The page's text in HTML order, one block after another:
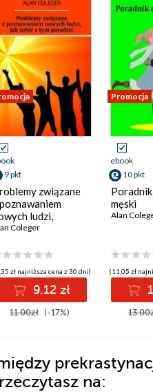
9 pkt
związane
ludzi,
sobie z tym
Coleger
zł najniższa cena z 30 dni)
9.12 zł
11.00zł (-17%)
Promocja
ebook
10 pkt
męski
Alan
(11,05 zł
na: